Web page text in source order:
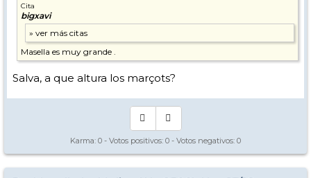
Cita
bigxavi
Masella es muy grande .
Salva, a que altura los marçots?
Karma: 0 - Votos positivos: 0 - Votos negativos: 0